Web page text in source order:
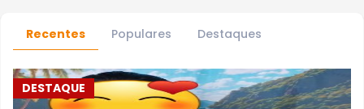
Recentes Populares Destaques
DESTAQUE